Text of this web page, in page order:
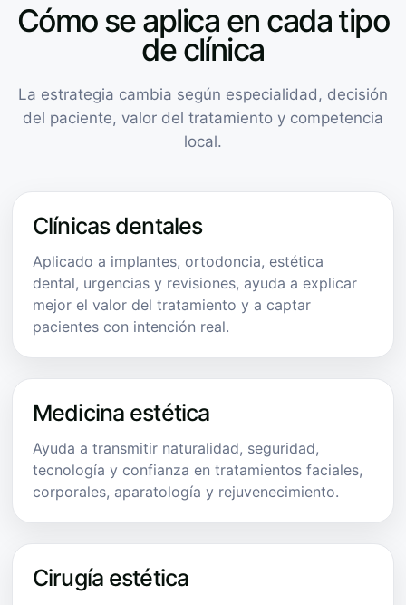
Cómo se aplica en cada tipo
de clínica
La estrategia cambia según especialidad, decisión
del paciente, valor del tratamiento y competencia
local.
Clínicas dentales
Aplicado a implantes, ortodoncia, estética
dental, urgencias y revisiones, ayuda a explicar
mejor el valor del tratamiento y a captar
pacientes con intención real.
Medicina estética
Ayuda a transmitir naturalidad, seguridad,
tecnología y confianza en tratamientos faciales,
corporales, aparatología y rejuvenecimiento.
Cirugía estética